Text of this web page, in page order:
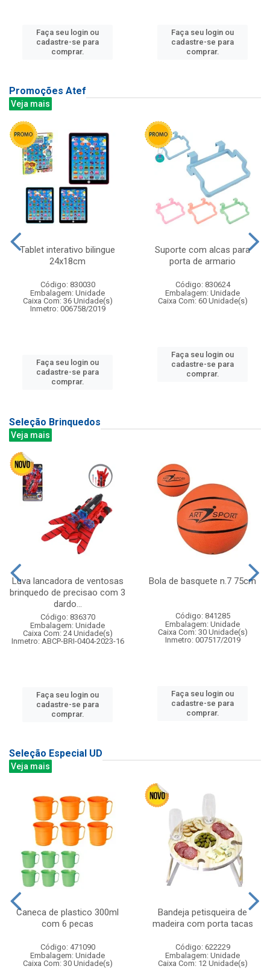
Faça seu login ou
cadastre-se para
comprar.
Faça seu login ou
cadastre-se para
comprar.
Promoções Atef
Veja mais
Tablet interativo bilingue
24x18cm
Código: 830030
Embalagem: Unidade
Caixa Com: 36 Unidade(s)
Inmetro: 006758/2019
Faça seu login ou
cadastre-se para
comprar.
Suporte com alcas para
porta de armario
Código: 830624
Embalagem: Unidade
Caixa Com: 60 Unidade(s)
Faça seu login ou
cadastre-se para
comprar.
Seleção Brinquedos
Veja mais
Luva lancadora de ventosas
brinquedo de precisao com 3
dardo...
Código: 836370
Embalagem: Unidade
Caixa Com: 24 Unidade(s)
Inmetro: ABCP-BRI-0404-2023-16
Faça seu login ou
cadastre-se para
comprar.
Bola de basquete n.7 75cm
Código: 841285
Embalagem: Unidade
Caixa Com: 30 Unidade(s)
Inmetro: 007517/2019
Faça seu login ou
cadastre-se para
comprar.
Seleção Especial UD
Veja mais
Caneca de plastico 300ml
com 6 pecas
Código: 471090
Embalagem: Unidade
Caixa Com: 30 Unidade(s)
Bandeja petisqueira de
madeira com porta tacas
Código: 622229
Embalagem: Unidade
Caixa Com: 12 Unidade(s)